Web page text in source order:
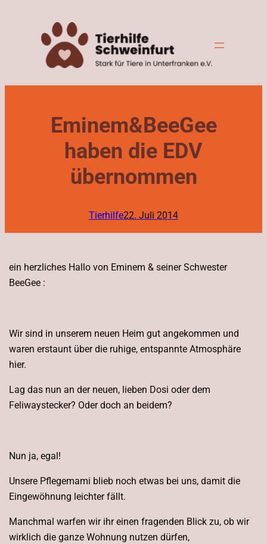
springen
Eminem&BeeGee
haben die EDV
übernommen
Tierhilfe22. Juli 2014
ein herzliches Hallo von Eminem & seiner Schwester
BeeGee :
Wir sind in unserem neuen Heim gut angekommen und
waren erstaunt über die ruhige, entspannte Atmosphäre
hier.
Lag das nun an der neuen, lieben Dosi oder dem
Feliwaystecker? Oder doch an beidem?
Nun ja, egal!
Unsere Pflegemami blieb noch etwas bei uns, damit die
Eingewöhnung leichter fällt.
Manchmal warfen wir ihr einen fragenden Blick zu, ob wir
wirklich die ganze Wohnung nutzen dürfen,